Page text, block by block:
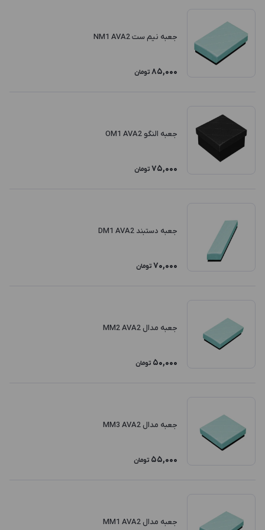
جعبه نیم ست NM1 AVA2
85,000 تومان
جعبه النگو OM1 AVA2
75,000 تومان
جعبه دستبند DM1 AVA2
70,000 تومان
جعبه مدال MM2 AVA2
50,000 تومان
جعبه مدال MM3 AVA2
55,000 تومان
جعبه مدال MM1 AVA2